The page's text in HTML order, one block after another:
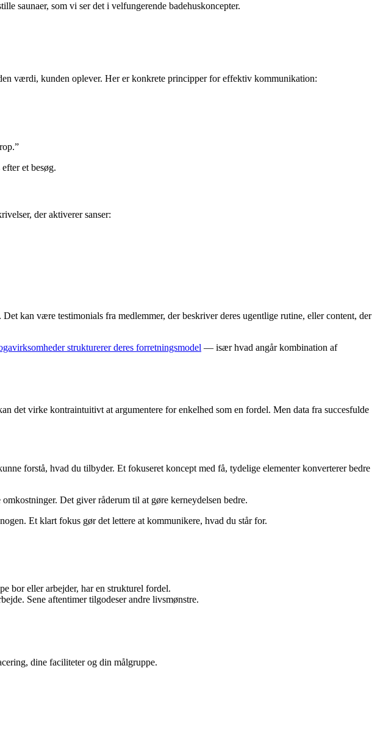
saunaer, som vi ser det i velfungerende badehuskoncepter.
værdi, kunden oplever. Her er konkrete principper for effektiv kommunikation:
efter et besøg.
der aktiverer sanser:
. Det kan være testimonials fra medlemmer, der beskriver deres ugentlige rutine, eller content, der
strukturerer deres forretningsmodel — især hvad angår kombination af
det virke kontraintuitivt at argumentere for enkelhed som en fordel. Men data fra succesfulde
forstå, hvad du tilbyder. Et fokuseret koncept med få, tydelige elementer konverterer bedre
Det giver råderum til at gøre kerneydelsen bedre.
Et klart fokus gør det lettere at kommunikere, hvad du står for.
bor eller arbejder, har en strukturel fordel.
Sene aftentimer tilgodeser andre livsmønstre.
dine faciliteter og din målgruppe.